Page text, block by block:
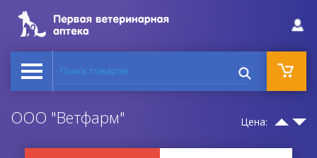
Поиск товаров
ООО "Ветфарм" Цена: